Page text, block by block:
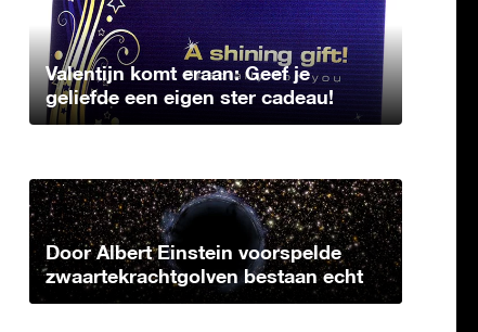
Valentijn komt eraan: Geef je
geliefde een eigen ster cadeau!
Door Albert Einstein voorspelde
zwaartekrachtgolven bestaan echt